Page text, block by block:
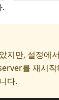
.
지만, 설정에
를 재시
다.